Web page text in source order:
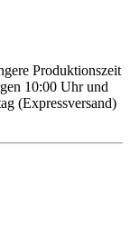
Produktionszeit
10:00 Uhr und
(Expressversand)